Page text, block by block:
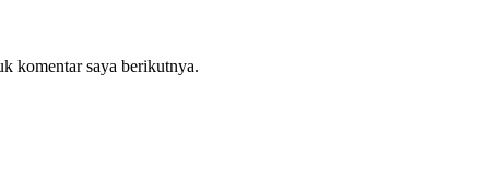
komentar saya berikutnya.